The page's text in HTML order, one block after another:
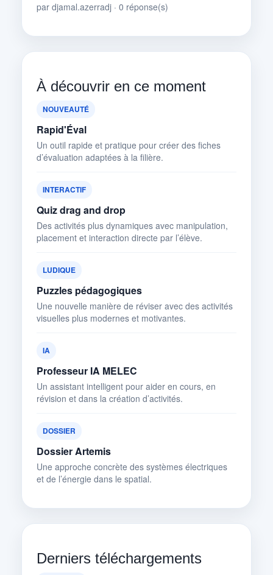
par djamal.azerradj · 0 réponse(s)
À découvrir en ce moment
NOUVEAUTÉ
Rapid'Éval
Un outil rapide et pratique pour créer des fiches
d’évaluation adaptées à la filière.
INTERACTIF
Quiz drag and drop
Des activités plus dynamiques avec manipulation,
placement et interaction directe par l’élève.
LUDIQUE
Puzzles pédagogiques
Une nouvelle manière de réviser avec des activités
visuelles plus modernes et motivantes.
IA
Professeur IA MELEC
Un assistant intelligent pour aider en cours, en
révision et dans la création d’activités.
DOSSIER
Dossier Artemis
Une approche concrète des systèmes électriques
et de l’énergie dans le spatial.
Derniers téléchargements